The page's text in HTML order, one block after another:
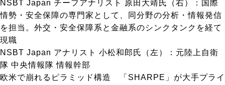
NSBT Japan チーフアナリスト 原田大靖氏
（右）：国際
情勢・安全保障の専門家として、同分野の分析・情報発信
を担当。外交・安全保障系と金融系のシンクタンクを経て
現職
NSBT Japan アナリスト 小松和郎氏
（左）：元陸上自衛
隊 中央情報隊 情報幹部
欧米で崩れるピラミッド構造 「SHARPE」が大手プライ